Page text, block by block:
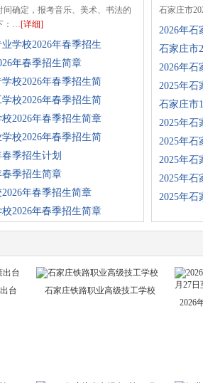
间确定，报考音乐、美术、书法的
：…[详细]
学校2026年春季招生
年春季招生简章
校2026年春季招生简
校2026年春季招生简
2026年春季招生简章
校2026年春季招生简
季招生计划
春季招生简章
年春季招生简章
2026年春季招生简章
石家庄市
2026年石
石家庄市
2026年石
2025年石
石家庄市
2025年石
2025年石
2025年石
2025年石
2025年石
台
石家庄铁路职业高级技工学校
2026